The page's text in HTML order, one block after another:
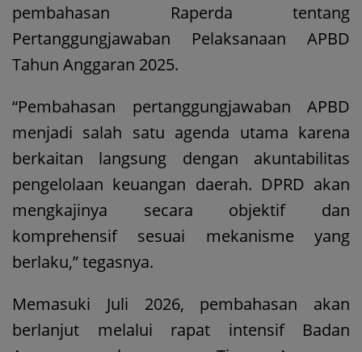
pembahasan Raperda tentang
Pertanggungjawaban Pelaksanaan APBD
Tahun Anggaran 2025.
“Pembahasan pertanggungjawaban APBD
menjadi salah satu agenda utama karena
berkaitan langsung dengan akuntabilitas
pengelolaan keuangan daerah. DPRD akan
mengkajinya secara objektif dan
komprehensif sesuai mekanisme yang
berlaku,” tegasnya.
Memasuki Juli 2026, pembahasan akan
berlanjut melalui rapat intensif Badan